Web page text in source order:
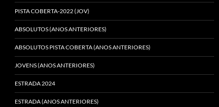
PISTA COBERTA-2022 (JOV)
ABSOLUTOS (ANOS ANTERIORES)
ABSOLUTOS PISTA COBERTA (ANOS ANTERIORES)
JOVENS (ANOS ANTERIORES)
ESTRADA 2024
ESTRADA (ANOS ANTERIORES)